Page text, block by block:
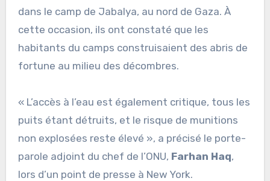
dans le camp de Jabalya, au nord de Gaza. À
cette occasion, ils ont constaté que les
habitants du camps construisaient des abris de
fortune au milieu des décombres.
« L’accès à l’eau est également critique, tous les
puits étant détruits, et le risque de munitions
non explosées reste élevé », a précisé le porte-
parole adjoint du chef de l’ONU, Farhan Haq,
lors d’un point de presse à New York.